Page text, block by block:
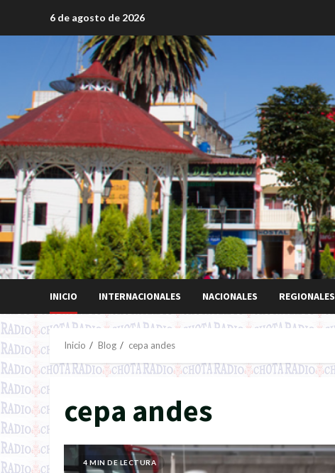
6 de agosto de 2026
INICIO INTERNACIONALES NACIONALES REGIONALES
Inicio Blog cepa andes
cepa andes
4 MIN DE LECTURA